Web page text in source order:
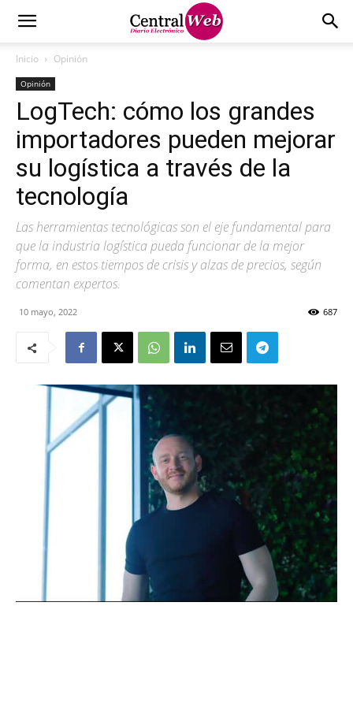
Inicio Opinión
Opinión
LogTech: cómo los grandes
importadores pueden mejorar
su logística a través de la
tecnología
Las herramientas tecnológicas son el eje fundamental para
que la industria logística pueda funcionar de la mejor
forma, en estos tiempos de crisis y alzas de precios, según
comentan expertos.
10 mayo, 2022 687